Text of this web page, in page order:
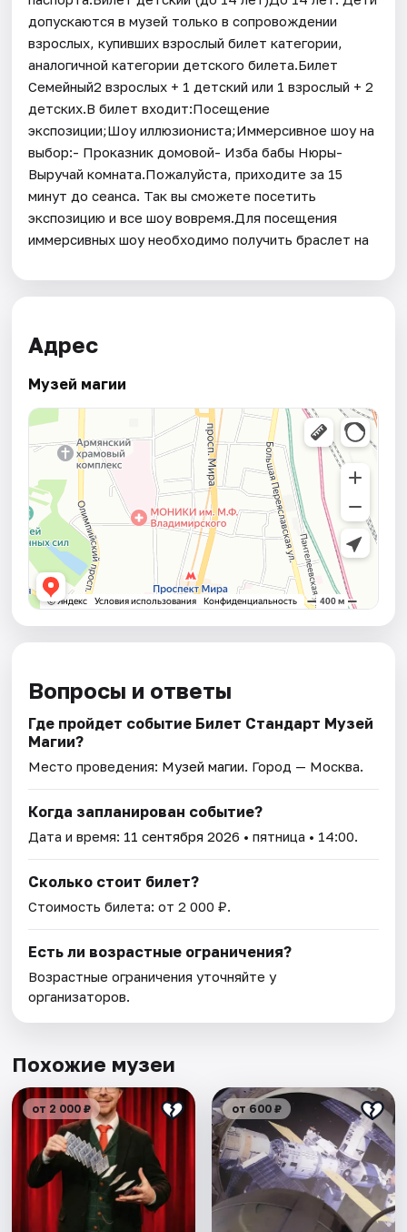
допускаются в музей только в сопровождении
взрослых, купивших взрослый билет категории,
аналогичной категории детского билета.Билет
Семейный2 взрослых + 1 детский или 1 взрослый + 2
детских.В билет входит:Посещение
экспозиции;Шоу иллюзиониста;Иммерсивное шоу на
выбор:- Проказник домовой- Изба бабы Нюры-
Выручай комната.Пожалуйста, приходите за 15
минут до сеанса. Так вы сможете посетить
экспозицию и все шоу вовремя.Для посещения
иммерсивных шоу необходимо получить браслет на
Адрес
Музей магии
Вопросы и ответы
Где пройдет событие Билет Стандарт Музей
Магии?
Место проведения: Музей магии. Город — Москва.
Когда запланирован событие?
Дата и время: 11 сентября 2026 • пятница • 14:00.
Сколько стоит билет?
Стоимость билета: от 2 000 ₽.
Есть ли возрастные ограничения?
Возрастные ограничения уточняйте у
организаторов.
Похожие музеи
от 2 000 ₽ от 600 ₽